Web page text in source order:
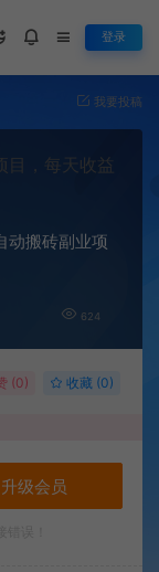
登录
我要投稿
动搬砖副业项
624
(0) 收藏 (0)
升级会员